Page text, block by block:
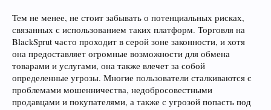
Тем не менее, не стоит забывать о потенциальных рисках,
связанных с использованием таких платформ. Торговля на
BlackSprut часто проходит в серой зоне законности, и хотя
она предоставляет огромные возможности для обмена
товарами и услугами, она также влечет за собой
определенные угрозы. Многие пользователи сталкиваются с
проблемами мошенничества, недобросовестными
продавцами и покупателями, а также с угрозой попасть под